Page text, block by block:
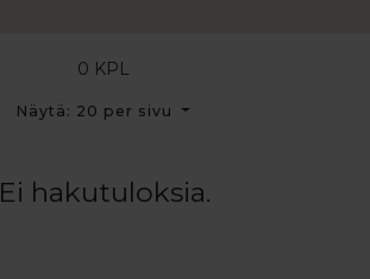
0 KPL
Näytä: 20 per sivu
Ei hakutuloksia.